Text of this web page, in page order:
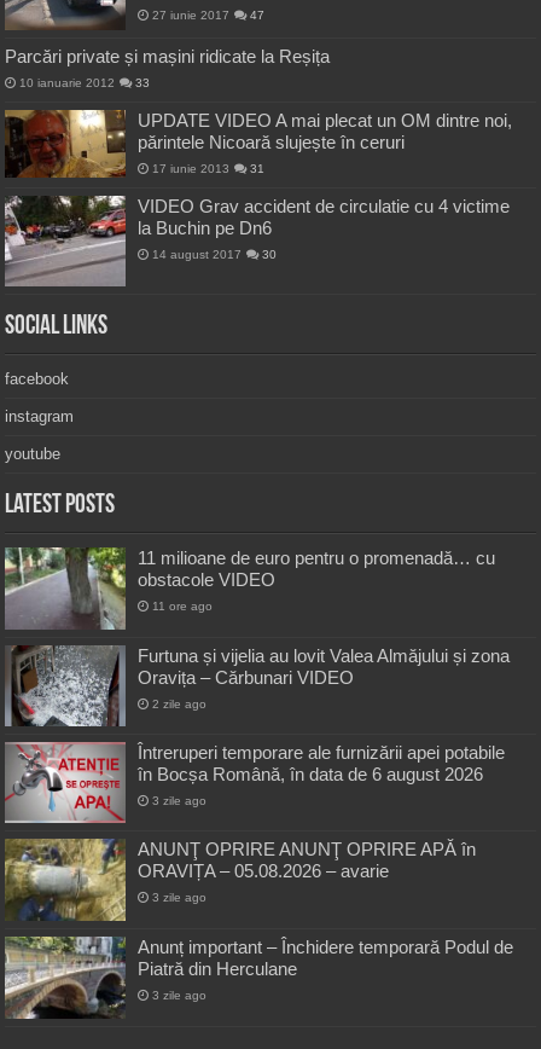
27 iunie 2017 47
Parcări private și mașini ridicate la Reșița
10 ianuarie 2012 33
UPDATE VIDEO A mai plecat un OM dintre noi,
părintele Nicoară slujește în ceruri
17 iunie 2013 31
VIDEO Grav accident de circulatie cu 4 victime
la Buchin pe Dn6
14 august 2017 30
Social Links
facebook
instagram
youtube
Latest Posts
11 milioane de euro pentru o promenadă… cu
obstacole VIDEO
11 ore ago
Furtuna și vijelia au lovit Valea Almăjului și zona
Oravița – Cărbunari VIDEO
2 zile ago
Întreruperi temporare ale furnizării apei potabile
în Bocșa Română, în data de 6 august 2026
3 zile ago
ANUNŢ OPRIRE ANUNŢ OPRIRE APĂ în
ORAVIȚA – 05.08.2026 – avarie
3 zile ago
Anunț important – Închidere temporară Podul de
Piatră din Herculane
3 zile ago